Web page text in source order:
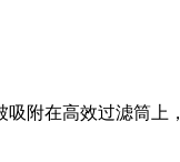
附在高效过滤筒上